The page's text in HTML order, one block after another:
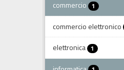
commercio 1
commercio elettronico
elettronica 1